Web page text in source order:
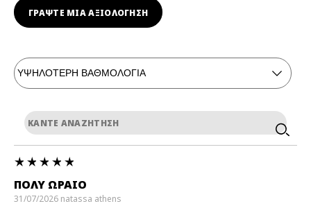
ΓΡΆΨΤΕ ΜΙΑ ΑΞΙΟΛΟΓΗΣΗ
ΠΟΛΎ ΩΡΑΊΟ
31/07/2026 natassa athens